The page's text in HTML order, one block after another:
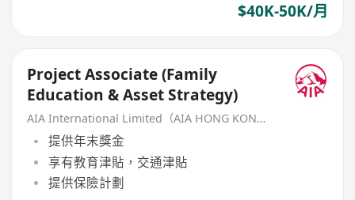
$40K-50K/月
Project Associate (Family
Education & Asset Strategy)
AIA International Limited（AIA HONG KONG）
提供年末獎金
享有教育津貼，交通津貼
提供保險計劃